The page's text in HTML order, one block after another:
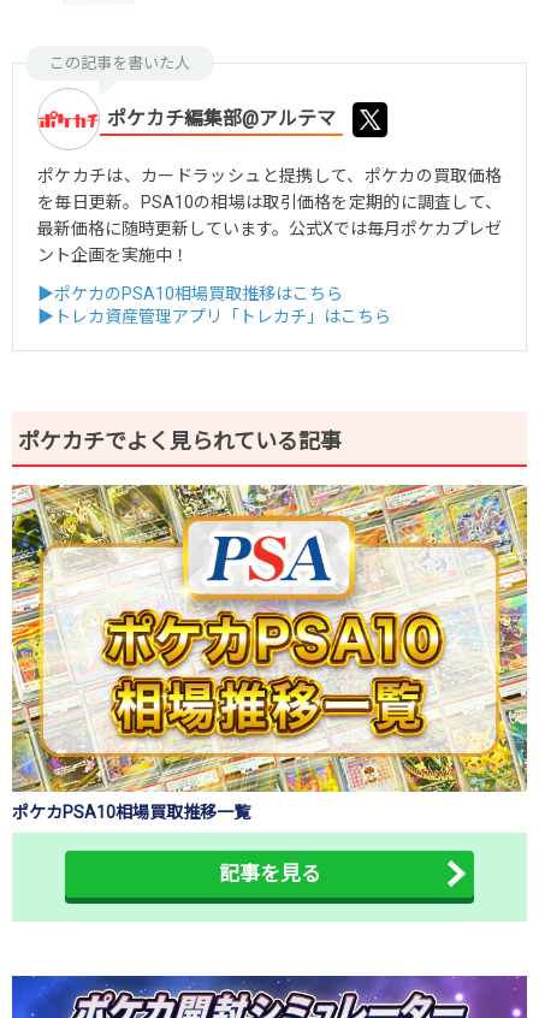
この記事を書いた人
ポケカチ編集部@アルテマ
ポケカチは、カードラッシュと提携して、ポケカの買取価格
を毎日更新。PSA10の相場は取引価格を定期的に調査して、
最新価格に随時更新しています。公式Xでは毎月ポケカプレゼ
ント企画を実施中！
▶ポケカのPSA10相場買取推移はこちら
▶トレカ資産管理アプリ「トレカチ」はこちら
ポケカチでよく見られている記事
ポケカPSA10相場買取推移一覧
記事を見る